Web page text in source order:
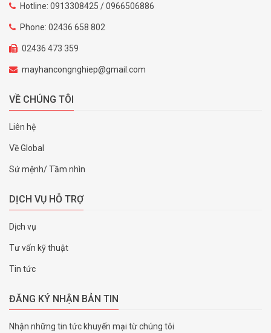
Hotline: 0913308425 / 0966506886
Phone: 02436 658 802
02436 473 359
mayhancongnghiep@gmail.com
VỀ CHÚNG TÔI
Liên hệ
Về Global
Sứ mệnh/ Tầm nhìn
DỊCH VỤ HỖ TRỢ
Dịch vụ
Tư vấn kỹ thuật
Tin tức
ĐĂNG KÝ NHẬN BẢN TIN
Nhận những tin tức khuyến mại từ chúng tôi